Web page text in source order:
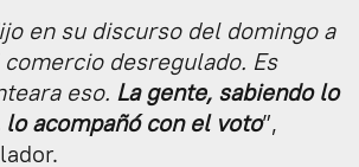
en su discurso del domingo a
desregulado. Es
eso. La gente, sabiendo lo
lo acompañó con el voto”,